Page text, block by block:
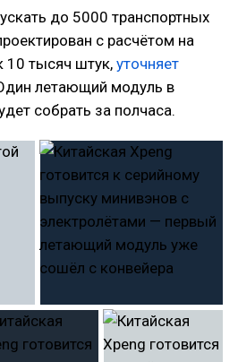
до 5000 транспортных
с расчётом на
10 тысяч штук, уточняет
летающий модуль в
собрать за полчаса.